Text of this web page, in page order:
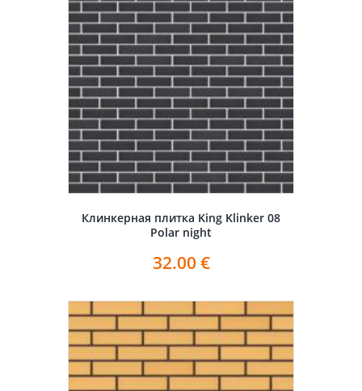
Клинкерная плитка King Klinker 08
Polar night
32.00 €